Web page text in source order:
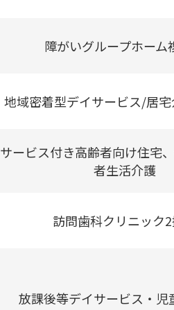
障がいグループホーム
地域密着型デイサービス/居
サービス付き高齢者向け住宅
者生活介護
訪問歯科クリニック
放課後等デイサービス・児